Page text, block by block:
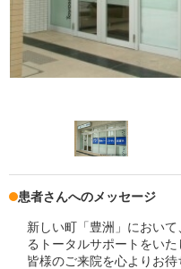
患者さんへのメッセージ
新しい町「豊洲」におい
るトータルサポートをいた
皆様のご来院を心よりお待